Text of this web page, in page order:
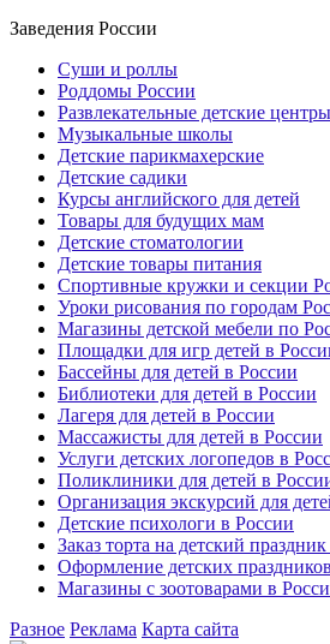
Заведения России
Суши и роллы
Роддомы России
Развлекательные детские центры
Музыкальные школы
Детские парикмахерские
Детские садики
Курсы английского для детей
Товары для будущих мам
Детские стоматологии
Детские товары питания
Спортивные кружки и секции
Уроки рисования по городам
Магазины детской мебели по
Площадки для игр детей в
Бассейны для детей в России
Библиотеки для детей в России
Лагеря для детей в России
Массажисты для детей в России
Услуги детских логопедов в
Поликлиники для детей в
Организация экскурсий для
Детские психологи в России
Заказ торта на детский
Оформление детских
Магазины с зоотоварами в
Разное Реклама Карта сайта